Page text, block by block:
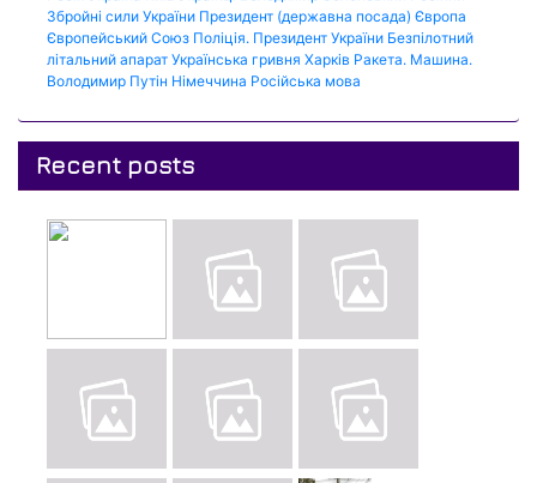
Збройні сили України Президент (державна посада) Європа
Європейський Союз Поліція. Президент України Безпілотний
літальний апарат Українська гривня Харків Ракета. Машина.
Володимир Путін Німеччина Російська мова
Recent posts